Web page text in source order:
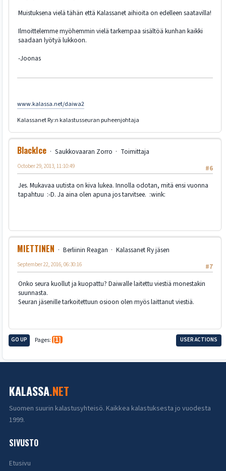
Muistuksena vielä tähän että Kalassanet aihioita on edelleen saatavilla!
Ilmoittelemme myöhemmin vielä tarkempaa sisältöä kunhan kaikki
saadaan lyötyä lukkoon.
-Joonas
www.kalassa.net/daiwa2
Kalassanet Ry:n kalastusseuran puheenjohtaja
BlackIce Saukkovaaran Zorro
Toimittaja
#6
October 29, 2013, 11:10:49
Jes. Mukavaa uutista on kiva lukea. Innolla odotan, mitä ensi vuonna
tapahtuu :-D. Ja aina olen apuna jos tarvitsee. :wink:
MIETTINEN Berliinin Reagan
Kalassanet Ry jäsen
#7
September 22, 2016, 06:30:16
Onko seura kuollut ja kuopattu? Daiwalle laitettu viestiä monestakin
suunnasta.
Seuran jäsenille tarkoitettuun osioon olen myös laittanut viestiä.
GO UP Pages 1 USER ACTIONS
KALASSA.NET
Suomen suurin kalastusyhteisö. Kaikkea kalastuksesta jo vuodesta
1999.
SIVUSTO
Etusivu